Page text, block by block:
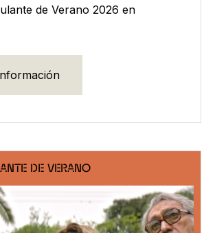
de Verano 2026 en
DE VERANO